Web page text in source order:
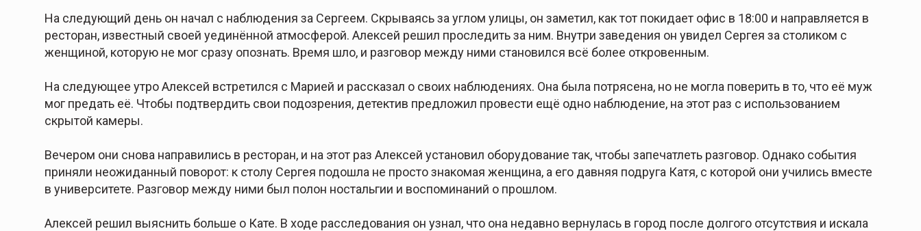
На следующий день он начал с наблюдения за Сергеем. Скрываясь за углом улицы, он заметил, как тот покидает офис в 18:00 и направляется в
ресторан, известный своей уединённой атмосферой. Алексей решил проследить за ним. Внутри заведения он увидел Сергея за столиком с
женщиной, которую не мог сразу опознать. Время шло, и разговор между ними становился всё более откровенным.
На следующее утро Алексей встретился с Марией и рассказал о своих наблюдениях. Она была потрясена, но не могла поверить в то, что её муж
мог предать её. Чтобы подтвердить свои подозрения, детектив предложил провести ещё одно наблюдение, на этот раз с использованием
скрытой камеры.
Вечером они снова направились в ресторан, и на этот раз Алексей установил оборудование так, чтобы запечатлеть разговор. Однако события
приняли неожиданный поворот: к столу Сергея подошла не просто знакомая женщина, а его давняя подруга Катя, с которой они учились вместе
в университете. Разговор между ними был полон ностальгии и воспоминаний о прошлом.
Алексей решил выяснить больше о Кате. В ходе расследования он узнал, что она недавно вернулась в город после долгого отсутствия и искала